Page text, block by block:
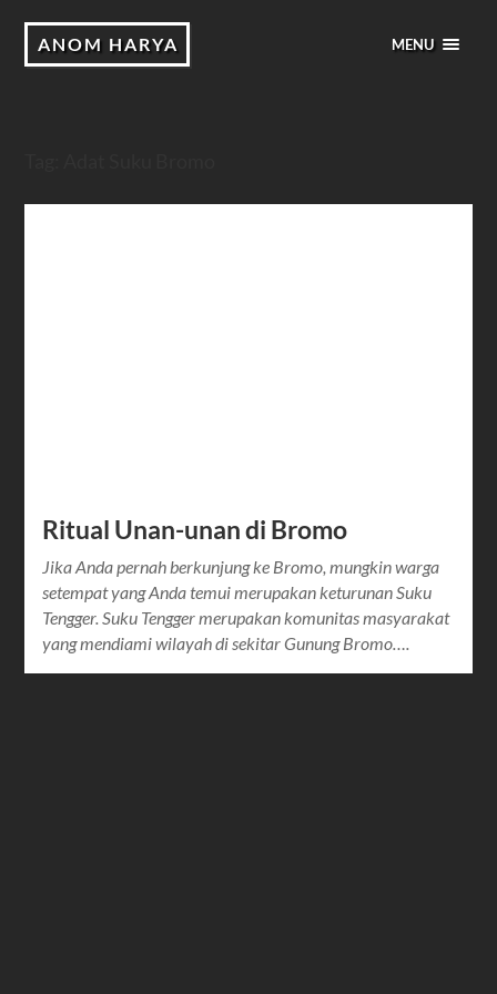
ANOM HARYA MENU
Ritual Unan-unan di Bromo
Jika Anda pernah berkunjung ke Bromo, mungkin warga
setempat yang Anda temui merupakan keturunan Suku
Tengger. Suku Tengger merupakan komunitas masyarakat
yang mendiami wilayah di sekitar Gunung Bromo….